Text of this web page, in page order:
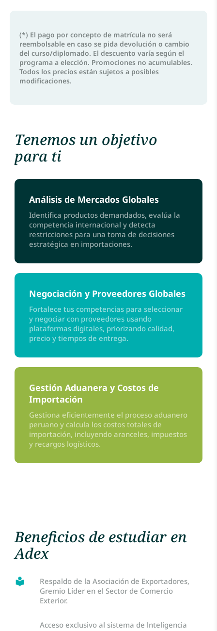
(*) El pago por concepto de matrícula no será
reembolsable en caso se pida devolución o cambio
del curso/diplomado. El descuento varía según el
programa a elección. Promociones no acumulables.
Todos los precios están sujetos a posibles
modificaciones.
Tenemos un objetivo
para ti
Análisis de Mercados Globales
Identifica productos demandados, evalúa la
competencia internacional y detecta
restricciones para una toma de decisiones
estratégica en importaciones.
Negociación y Proveedores Globales
Fortalece tus competencias para seleccionar
y negociar con proveedores usando
plataformas digitales, priorizando calidad,
precio y tiempos de entrega.
Gestión Aduanera y Costos de
Importación
Gestiona eficientemente el proceso aduanero
peruano y calcula los costos totales de
importación, incluyendo aranceles, impuestos
y recargos logísticos.
Beneficios de estudiar en
Adex
Respaldo de la Asociación de Exportadores,
Gremio Líder en el Sector de Comercio
Exterior.
Acceso exclusivo al sistema de lnteligencia